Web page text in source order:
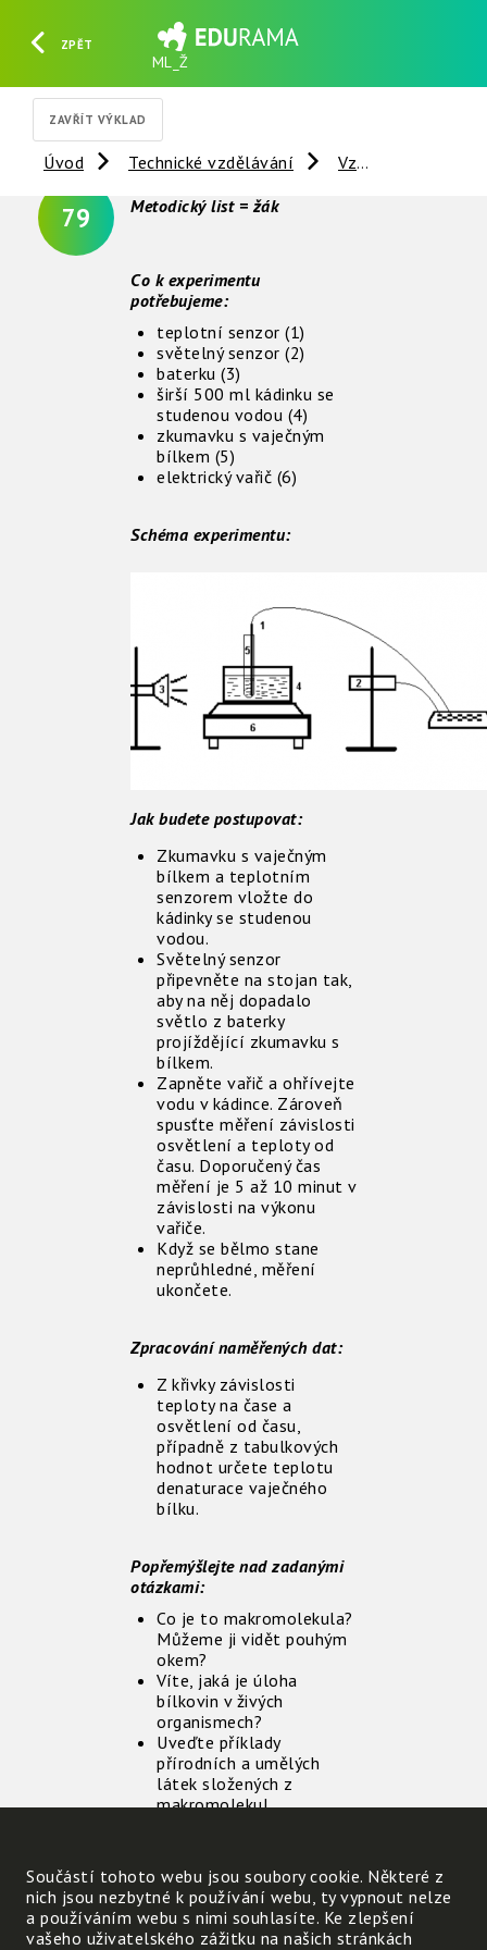
ZPĚT
ML_Ž
ZAVŘÍT VÝKLAD
Úvod Technické vzdělávání Vzdálené experimenty
79 Metodický list = žák
Co k experimentu
potřebujeme:
teplotní senzor (1)
světelný senzor (2)
baterku (3)
širší 500 ml kádinku se
studenou vodou (4)
zkumavku s vaječným
bílkem (5)
elektrický vařič (6)
Schéma experimentu:
Jak budete postupovat:
Zkumavku s vaječným
bílkem a teplotním
senzorem vložte do
kádinky se studenou
vodou.
Světelný senzor
připevněte na stojan tak,
aby na něj dopadalo
světlo z baterky
projíždějící zkumavku s
bílkem.
Zapněte vařič a ohřívejte
vodu v kádince. Zároveň
spusťte měření závislosti
osvětlení a teploty od
času. Doporučený čas
měření je 5 až 10 minut v
závislosti na výkonu
vařiče.
Když se bělmo stane
neprůhledné, měření
ukončete.
Zpracování naměřených dat:
Z křivky závislosti
teploty na čase a
osvětlení od času,
případně z tabulkových
hodnot určete teplotu
denaturace vaječného
bílku.
Popřemýšlejte nad zadanými
otázkami:
Co je to makromolekula?
Můžeme ji vidět pouhým
okem?
Víte, jaká je úloha
bílkovin v živých
organismech?
Uveďte příklady
přírodních a umělých
látek složených z
makromolekul.
nebo čajem?
Náměty na další aktivity:
Součástí tohoto webu jsou soubory cookie. Některé z
nich jsou nezbytné k používání webu, ty vypnout nelze
a používáním webu s nimi souhlasíte. Ke zlepšení
vašeho uživatelského zážitku na našich stránkách